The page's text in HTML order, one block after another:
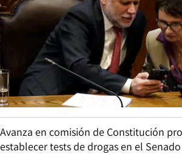
Avanza en comisión de Constitución
establecer tests de drogas en el Senado